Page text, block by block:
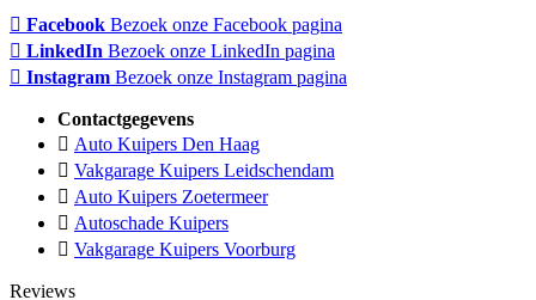
Facebook Bezoek onze Facebook pagina
LinkedIn Bezoek onze LinkedIn pagina
Instagram Bezoek onze Instagram pagina
Contactgegevens
Auto Kuipers Den Haag
Vakgarage Kuipers Leidschendam
Auto Kuipers Zoetermeer
Autoschade Kuipers
Vakgarage Kuipers Voorburg
Reviews